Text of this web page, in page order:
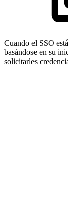
Cuando el SSO
basándose en su
solicitarles